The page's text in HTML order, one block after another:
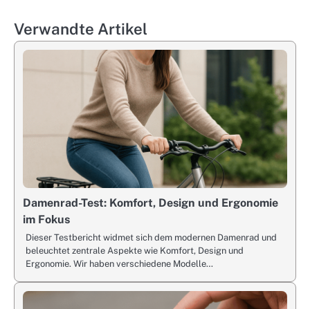
Verwandte Artikel
Damenrad-Test: Komfort, Design und Ergonomie
im Fokus
Dieser Testbericht widmet sich dem modernen Damenrad und
beleuchtet zentrale Aspekte wie Komfort, Design und
Ergonomie. Wir haben verschiedene Modelle…